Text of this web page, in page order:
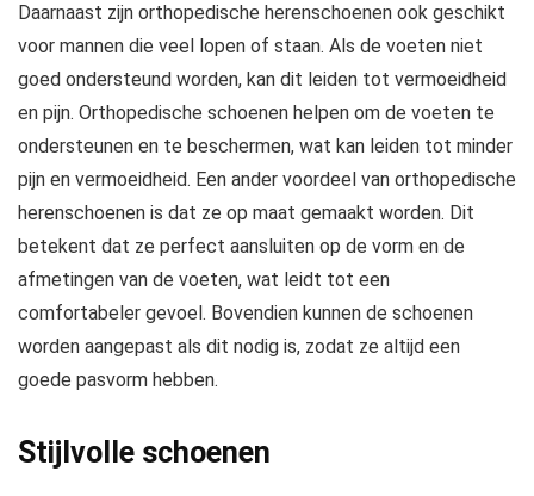
Daarnaast zijn orthopedische herenschoenen ook geschikt
voor mannen die veel lopen of staan. Als de voeten niet
goed ondersteund worden, kan dit leiden tot vermoeidheid
en pijn. Orthopedische schoenen helpen om de voeten te
ondersteunen en te beschermen, wat kan leiden tot minder
pijn en vermoeidheid. Een ander voordeel van orthopedische
herenschoenen is dat ze op maat gemaakt worden. Dit
betekent dat ze perfect aansluiten op de vorm en de
afmetingen van de voeten, wat leidt tot een
comfortabeler gevoel. Bovendien kunnen de schoenen
worden aangepast als dit nodig is, zodat ze altijd een
goede pasvorm hebben.
Stijlvolle schoenen